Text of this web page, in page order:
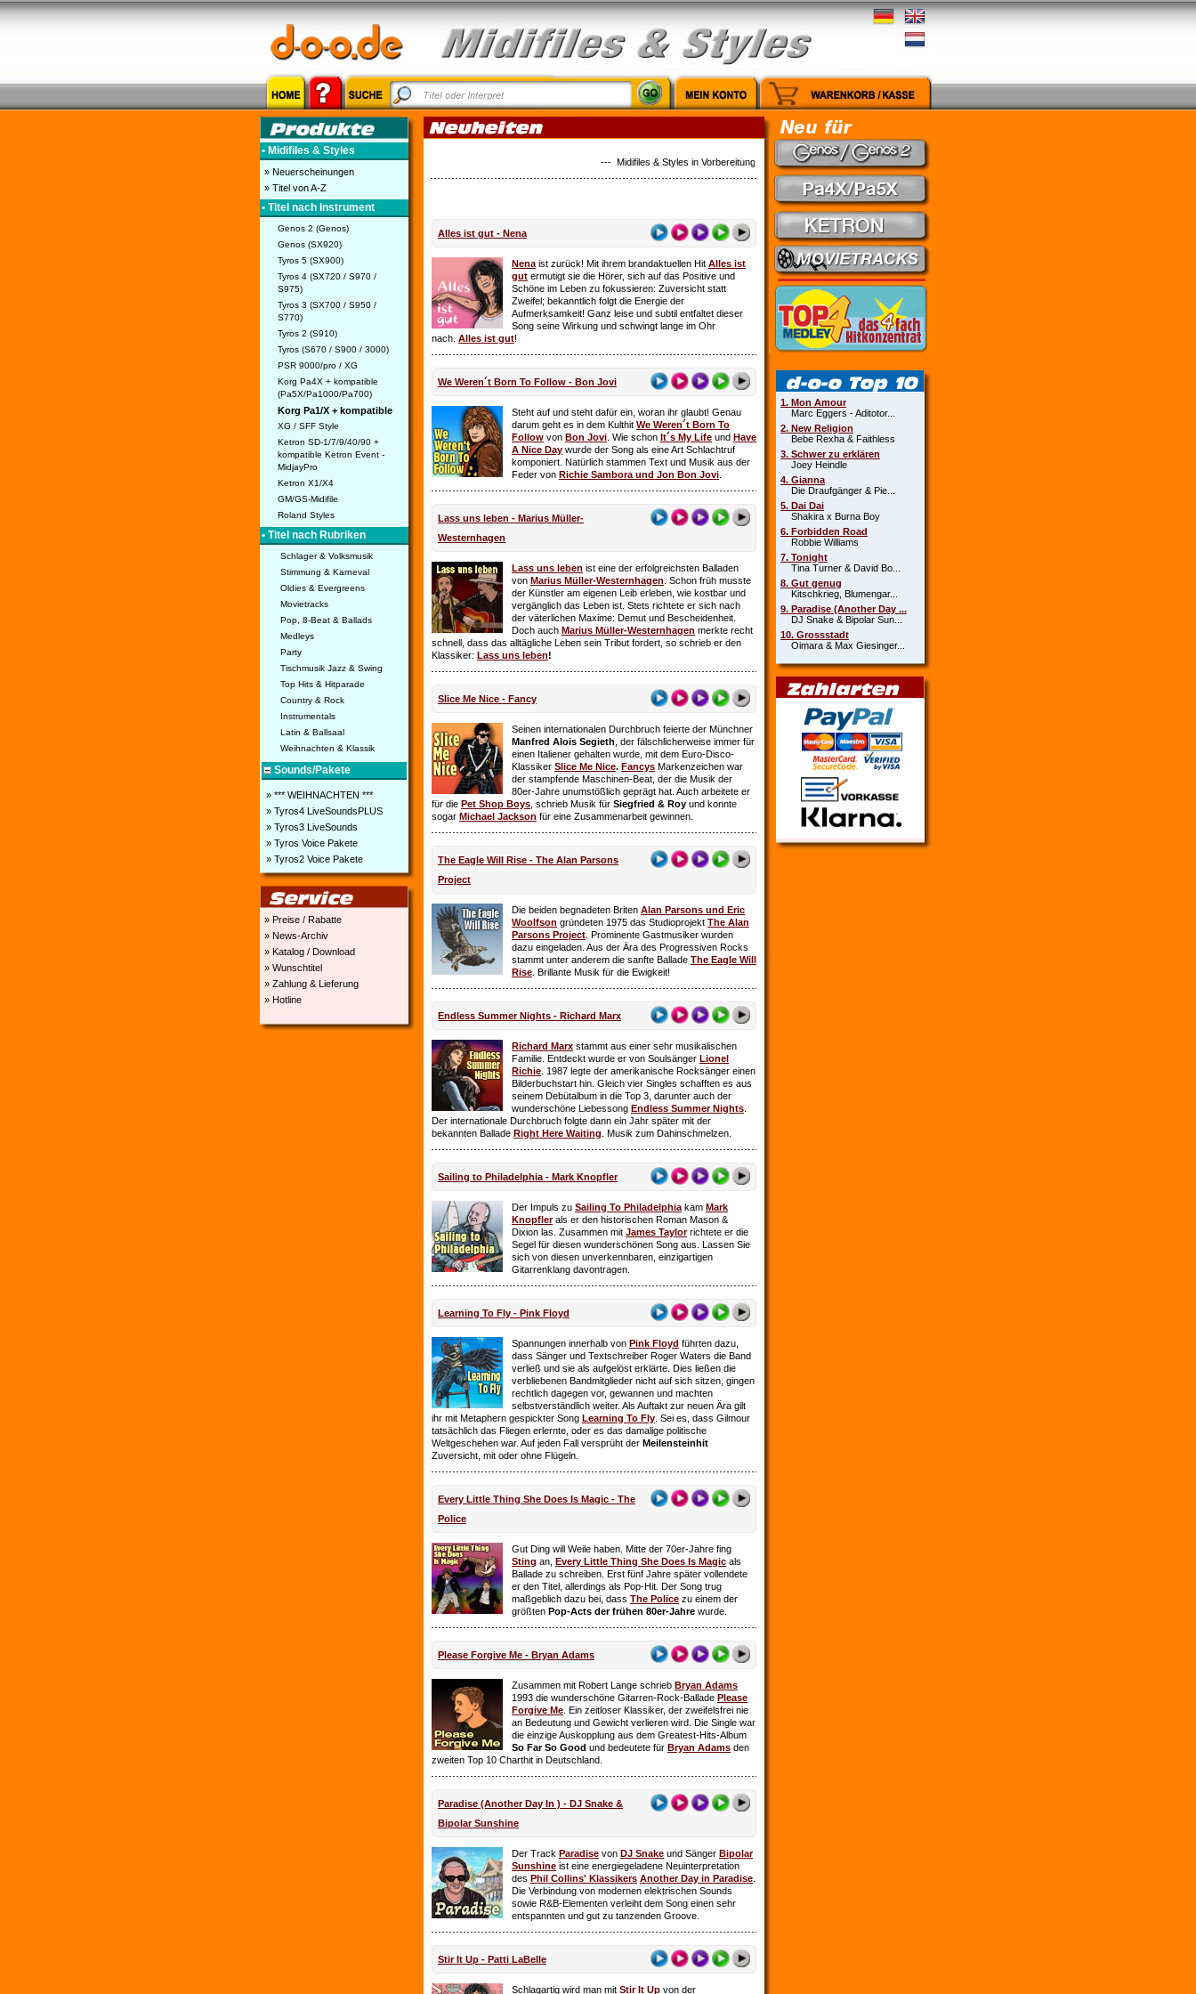
• Midifiles & Styles
» Neuerscheinungen
» Titel von A-Z
• Titel nach Instrument
Genos 2 (Genos)
Genos (SX920)
Tyros 5 (SX900)
Tyros 4 (SX720 / S970 /
S975)
Tyros 3 (SX700 / S950 /
S770)
Tyros 2 (S910)
Tyros (S670 / S900 / 3000)
PSR 9000/pro / XG
Korg Pa4X + kompatible
(Pa5X/Pa1000/Pa700)
Korg Pa1/X + kompatible
XG / SFF Style
Ketron SD-1/7/9/40/90 +
kompatible Ketron Event -
MidjayPro
Ketron X1/X4
GM/GS-Midifile
Roland Styles
• Titel nach Rubriken
Schlager & Volksmusik
Stimmung & Karneval
Oldies & Evergreens
Movietracks
Pop, 8-Beat & Ballads
Medleys
Party
Tischmusik Jazz & Swing
Top Hits & Hitparade
Country & Rock
Instrumentals
Latin & Ballsaal
Weihnachten & Klassik
Sounds/Pakete
» *** WEIHNACHTEN ***
» Tyros4 LiveSoundsPLUS
» Tyros3 LiveSounds
» Tyros Voice Pakete
» Tyros2 Voice Pakete
» Preise / Rabatte
» News-Archiv
» Katalog / Download
» Wunschtitel
» Zahlung & Lieferung
» Hotline
--- Midifiles & Styles in Vorbereitung: Country Medley - Theuns Jordaan & Juanita du Plessis // Kein Gefühl - Marius Müller-Westerhagen //
Alles ist gut - Nena
Nena ist zurück! Mit ihrem brandaktuellen Hit Alles ist
gut ermutigt sie die Hörer, sich auf das Positive und
Schöne im Leben zu fokussieren: Zuversicht statt
Zweifel; bekanntlich folgt die Energie der
Aufmerksamkeit! Ganz leise und subtil entfaltet dieser
Song seine Wirkung und schwingt lange im Ohr
nach. Alles ist gut!
We Weren´t Born To Follow - Bon Jovi
Steht auf und steht dafür ein, woran ihr glaubt! Genau
darum geht es in dem Kulthit We Weren´t Born To
Follow von Bon Jovi . Wie schon It´s My Life und Have
A Nice Day wurde der Song als eine Art Schlachtruf
komponiert. Natürlich stammen Text und Musik aus der
Feder von Richie Sambora und Jon Bon Jovi
Lass uns leben - Marius Müller-
Westernhagen
Lass uns leben ist eine der erfolgreichsten Balladen
von Marius Müller-Westernhagen . Schon früh musste
der Künstler am eigenen Leib erleben, wie kostbar und
vergänglich das Leben ist. Stets richtete er sich nach
der väterlichen Maxime: Demut und Bescheidenheit.
Doch auch Marius Müller-Westernhagen merkte recht
schnell, dass das alltägliche Leben sein Tribut fordert, so schrieb er den
Klassiker: Lass uns leben!
Slice Me Nice - Fancy
Seinen internationalen Durchbruch feierte der Münchner
Manfred Alois Segieth , der fälschlicherweise immer für
einen Italiener gehalten wurde, mit dem Euro-Disco-
Klassiker Slice Me Nice. Fancys Markenzeichen war
der stampfende Maschinen-Beat, der die Musik der
80er-Jahre unumstößlich geprägt hat. Auch arbeitete er
für die Pet Shop Boys , schrieb Musik für Siegfried & Roy und konnte
sogar Michael Jackson für eine Zusammenarbeit gewinnen.
The Eagle Will Rise - The Alan Parsons
Project
Die beiden begnadeten Briten Alan Parsons und Eric
Woolfson gründeten 1975 das Studioprojekt The Alan
Parsons Project . Prominente Gastmusiker wurden
dazu eingeladen. Aus der Ära des Progressiven Rocks
stammt unter anderem die sanfte Ballade The Eagle Will
Rise . Brillante Musik für die Ewigkeit!
Endless Summer Nights - Richard Marx
Richard Marx stammt aus einer sehr musikalischen
Familie. Entdeckt wurde er von Soulsänger Lionel
Richie . 1987 legte der amerikanische Rocksänger einen
Bilderbuchstart hin. Gleich vier Singles schafften es aus
seinem Debütalbum in die Top 3, darunter auch der
wunderschöne Liebessong Endless Summer Nights
Der internationale Durchbruch folgte dann ein Jahr später mit der
bekannten Ballade Right Here Waiting . Musik zum Dahinschmelzen.
Sailing to Philadelphia - Mark Knopfler
Der Impuls zu Sailing To Philadelphia kam Mark
Knopfler als er den historischen Roman Mason &
Dixion las. Zusammen mit James Taylorrichtete er die
Segel für diesen wunderschönen Song aus. Lassen Sie
sich von diesen unverkennbaren, einzigartigen
Gitarrenklang davontragen.
Learning To Fly - Pink Floyd
Spannungen innerhalb von Pink Floyd führten dazu,
dass Sänger und Textschreiber Roger Waters die Band
verließ und sie als aufgelöst erklärte. Dies ließen die
verbliebenen Bandmitglieder nicht auf sich sitzen, gingen
rechtlich dagegen vor, gewannen und machten
selbstverständlich weiter. Als Auftakt zur neuen Ära gilt
ihr mit Metaphern gespickter Song Learning To Fly . Sei es, dass Gilmour
tatsächlich das Fliegen erlernte, oder es das damalige politische
Weltgeschehen war. Auf jeden Fall versprüht der Meilensteinhit
Zuversicht, mit oder ohne Flügeln.
Every Little Thing She Does Is Magic - The
Police
Gut Ding will Weile haben. Mitte der 70er-Jahre fing
Sting an, Every Little Thing She Does Is Magic als
Ballade zu schreiben. Erst fünf Jahre später vollendete
er den Titel, allerdings als Pop-Hit. Der Song trug
maßgeblich dazu bei, dass The Police zu einem der
größten Pop-Acts der frühen 80er-Jahre wurde.
Please Forgive Me - Bryan Adams
Zusammen mit Robert Lange schrieb Bryan Adams
1993 die wunderschöne Gitarren-Rock-Ballade Please
Forgive Me . Ein zeitloser Klassiker, der zweifelsfrei nie
an Bedeutung und Gewicht verlieren wird. Die Single war
die einzige Auskopplung aus dem Greatest-Hits-Album
So Far So Good und bedeutete für Bryan Adams den
zweiten Top 10 Charthit in Deutschland.
Paradise (Another Day In ) - DJ Snake &
Bipolar Sunshine
Der Track Paradise von DJ Snake und Sänger Bipolar
Sunshine ist eine energiegeladene Neuinterpretation
des Phil Collins' Klassikers Another Day in Paradise
Die Verbindung von modernen elektrischen Sounds
sowie R&B-Elementen verleiht dem Song einen sehr
entspannten und gut zu tanzenden Groove.
Stir It Up - Patti LaBelle
Schlagartig wird man mit Stir It Up von der
1. Mon Amour
Marc Eggers - Aditotor...
2. New Religion
Bebe Rexha & Faithless
3. Schwer zu erklären
Joey Heindle
4. Gianna
Die Draufgänger & Pie...
5. Dai Dai
Shakira x Burna Boy
6. Forbidden Road
Robbie Williams
7. Tonight
Tina Turner & David Bo...
8. Gut genug
Kitschkrieg, Blumengar...
9. Paradise (Another Day ...
DJ Snake & Bipolar Sun...
10. Grossstadt
Oimara & Max Giesinger...